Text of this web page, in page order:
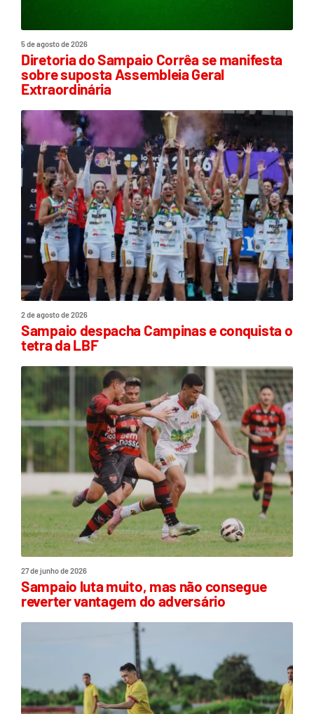
5 de agosto de 2026
Diretoria do Sampaio Corrêa se manifesta
sobre suposta Assembleia Geral
Extraordinária
2 de agosto de 2026
Sampaio despacha Campinas e conquista o
tetra da LBF
27 de junho de 2026
Sampaio luta muito, mas não consegue
reverter vantagem do adversário